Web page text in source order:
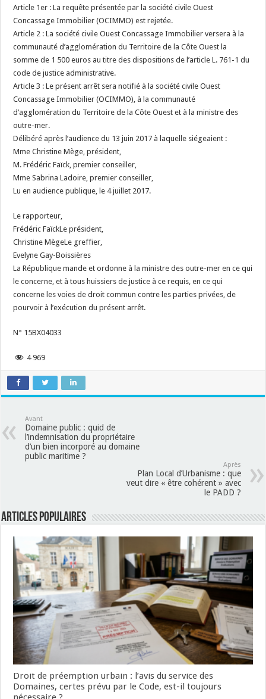
Article 1er : La requête présentée par la société civile Ouest
Concassage Immobilier (OCIMMO) est rejetée.
Article 2 : La société civile Ouest Concassage Immobilier versera à la
communauté d’agglomération du Territoire de la Côte Ouest la
somme de 1 500 euros au titre des dispositions de l’article L. 761-1 du
code de justice administrative.
Article 3 : Le présent arrêt sera notifié à la société civile Ouest
Concassage Immobilier (OCIMMO), à la communauté
d’agglomération du Territoire de la Côte Ouest et à la ministre des
outre-mer.
Délibéré après l’audience du 13 juin 2017 à laquelle siégeaient :
Mme Christine Mège, président,
M. Frédéric Faïck, premier conseiller,
Mme Sabrina Ladoire, premier conseiller,
Lu en audience publique, le 4 juillet 2017.
Le rapporteur,
Frédéric FaïckLe président,
Christine MègeLe greffier,
Evelyne Gay-Boissières
La République mande et ordonne à la ministre des outre-mer en ce qui
le concerne, et à tous huissiers de justice à ce requis, en ce qui
concerne les voies de droit commun contre les parties privées, de
pourvoir à l’exécution du présent arrêt.
N° 15BX04033
4 969
Avant
Domaine public : quid de
l’indemnisation du propriétaire
d’un bien incorporé au domaine
public maritime ?
Après
Plan Local d’Urbanisme : que
veut dire « être cohérent » avec
le PADD ?
Articles populaires
Droit de préemption urbain : l’avis du service des
Domaines, certes prévu par le Code, est-il toujours